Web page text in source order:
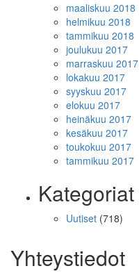
maaliskuu 2018
helmikuu 2018
tammikuu 2018
joulukuu 2017
marraskuu 2017
lokakuu 2017
syyskuu 2017
elokuu 2017
heinäkuu 2017
kesäkuu 2017
toukokuu 2017
tammikuu 2017
Kategoriat
Uutiset (718)
Yhteystiedot